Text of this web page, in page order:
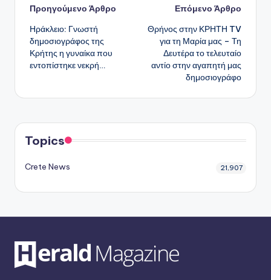
Πλοήγηση
δημοσιεύσεων
Προηγούμενο Άρθρο
Ηράκλειο: Γνωστή
δημοσιογράφος της
Κρήτης η γυναίκα που
εντοπίστηκε νεκρή…
Επόμενο Άρθρο
Θρήνος στην ΚΡΗΤΗ TV
για τη Μαρία μας – Τη
Δευτέρα το τελευταίο
αντίο στην αγαπητή μας
δημοσιογράφο
Topics
Crete News 21,907